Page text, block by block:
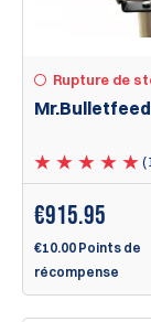
Rupture de
€915.95
€10.00 Points de
récompense